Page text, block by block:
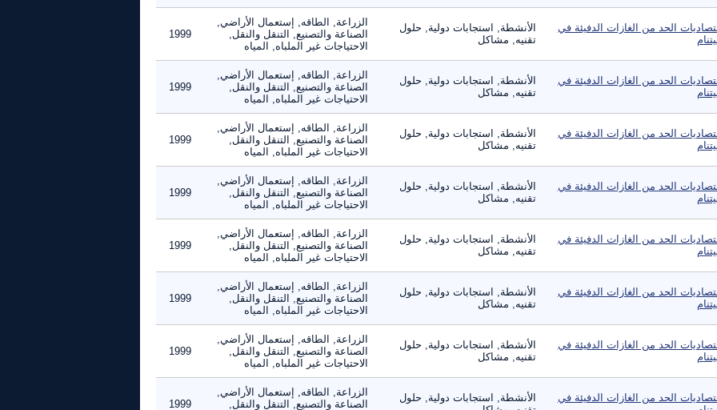
الحد من الغازات الدفيئة في
الأنشطة, استجابات دولية, حلول
تقنيه, مشاكل
الزراعة, الطاقه, إستعمال الأراضي,
الصناعة والتصنيع, التنقل والنقل,
الاحتياجات غير الملباه, المياه
1999
الحد من الغازات الدفيئة في
الأنشطة, استجابات دولية, حلول
تقنيه, مشاكل
الزراعة, الطاقه, إستعمال الأراضي,
الصناعة والتصنيع, التنقل والنقل,
الاحتياجات غير الملباه, المياه
1999
الحد من الغازات الدفيئة في
الأنشطة, استجابات دولية, حلول
تقنيه, مشاكل
الزراعة, الطاقه, إستعمال الأراضي,
الصناعة والتصنيع, التنقل والنقل,
الاحتياجات غير الملباه, المياه
1999
الحد من الغازات الدفيئة في
الأنشطة, استجابات دولية, حلول
تقنيه, مشاكل
الزراعة, الطاقه, إستعمال الأراضي,
الصناعة والتصنيع, التنقل والنقل,
الاحتياجات غير الملباه, المياه
1999
الحد من الغازات الدفيئة في
الأنشطة, استجابات دولية, حلول
تقنيه, مشاكل
الزراعة, الطاقه, إستعمال الأراضي,
الصناعة والتصنيع, التنقل والنقل,
الاحتياجات غير الملباه, المياه
1999
الحد من الغازات الدفيئة في
الأنشطة, استجابات دولية, حلول
تقنيه, مشاكل
الزراعة, الطاقه, إستعمال الأراضي,
الصناعة والتصنيع, التنقل والنقل,
الاحتياجات غير الملباه, المياه
1999
الحد من الغازات الدفيئة في
الأنشطة, استجابات دولية, حلول
تقنيه, مشاكل
الزراعة, الطاقه, إستعمال الأراضي,
الصناعة والتصنيع, التنقل والنقل,
الاحتياجات غير الملباه, المياه
1999
الحد من الغازات الدفيئة في
الأنشطة, استجابات دولية, حلول
الزراعة, الطاقه, إستعمال الأراضي,
الصناعة والتصنيع, التنقل والنقل,
1999